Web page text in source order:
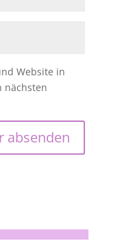
Website in
nächsten